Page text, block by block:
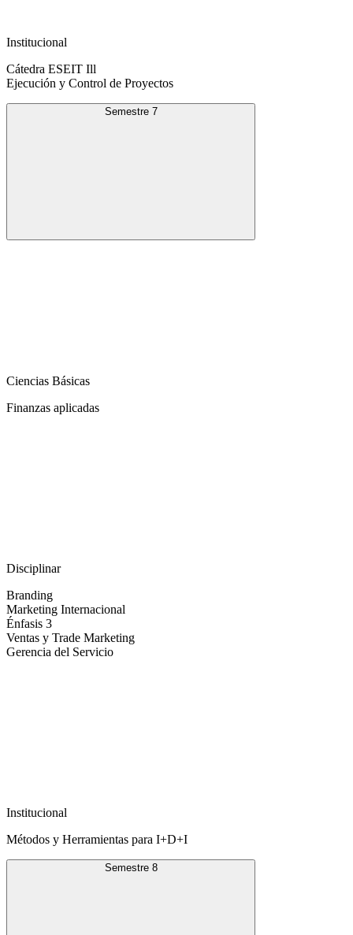
Institucional
Cátedra ESEIT Ill
Ejecución y Control de Proyectos
Semestre 7
Ciencias Básicas
Finanzas aplicadas
Disciplinar
Branding
Marketing Internacional
Énfasis 3
Ventas y Trade Marketing
Gerencia del Servicio
Institucional
Métodos y Herramientas para I+D+I
Semestre 8